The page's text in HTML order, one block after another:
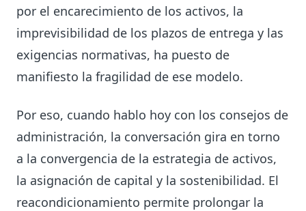
por el encarecimiento de los activos, la
imprevisibilidad de los plazos de entrega y las
exigencias normativas, ha puesto de
manifiesto la fragilidad de ese modelo.
Por eso, cuando hablo hoy con los consejos de
administración, la conversación gira en torno
a la convergencia de la estrategia de activos,
la asignación de capital y la sostenibilidad. El
reacondicionamiento permite prolongar la